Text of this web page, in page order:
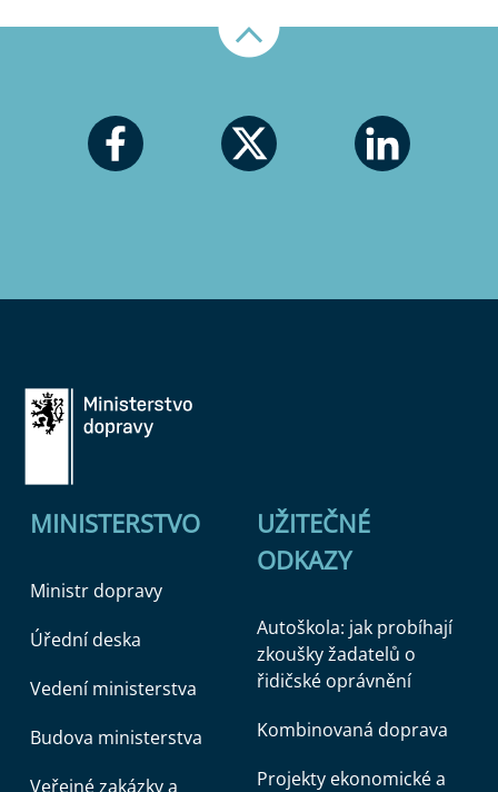
MINISTERSTVO
Ministr dopravy
Úřední deska
Vedení ministerstva
Budova ministerstva
Veřejné zakázky a
UŽITEČNÉ
ODKAZY
Autoškola: jak probíhají
zkoušky žadatelů o
řidičské oprávnění
Kombinovaná doprava
Projekty ekonomické a